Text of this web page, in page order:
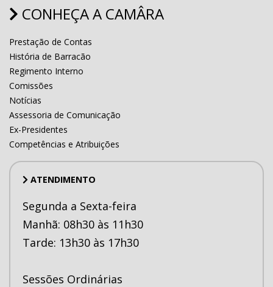
CONHEÇA A CAMÂRA
Prestação de Contas
História de Barracão
Regimento Interno
Comissões
Notícias
Assessoria de Comunicação
Ex-Presidentes
Competências e Atribuições
ATENDIMENTO
Segunda a Sexta-feira
Manhã: 08h30 às 11h30
Tarde: 13h30 às 17h30
Sessões Ordinárias